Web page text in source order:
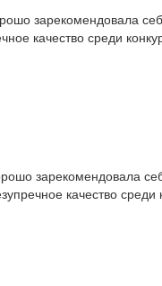
зарекомендовала
качество среди
зарекомендовала
качество среди